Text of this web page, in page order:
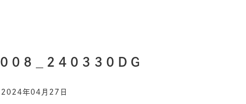
008_240330DG
2024年04月27日